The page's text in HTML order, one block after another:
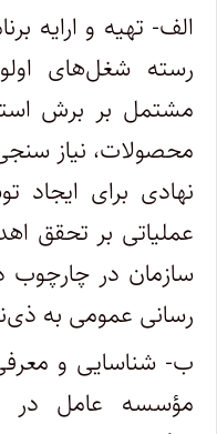
الف- تهیه و ارایه
رسته شغل‌های
مشتمل بر برش
محصولات، نیاز
نهادی برای
عملیاتی بر تحقق
سازمان در چارچوب
رسانی عمومی به
ب- شناسایی و
مؤسسه عامل